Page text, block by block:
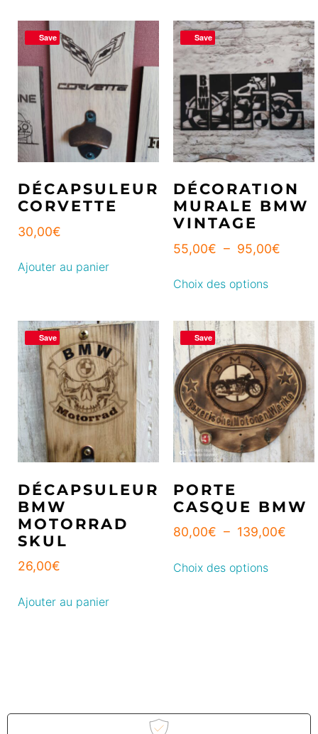
Save
DÉCAPSULEUR
CORVETTE
30,00€
Ajouter au panier
Save
DÉCORATION
MURALE BMW
VINTAGE
55,00€ – 95,00€
Choix des options
Save
DÉCAPSULEUR
BMW
MOTORRAD
SKUL
26,00€
Ajouter au panier
Save
PORTE
CASQUE BMW
80,00€ – 139,00€
Choix des options